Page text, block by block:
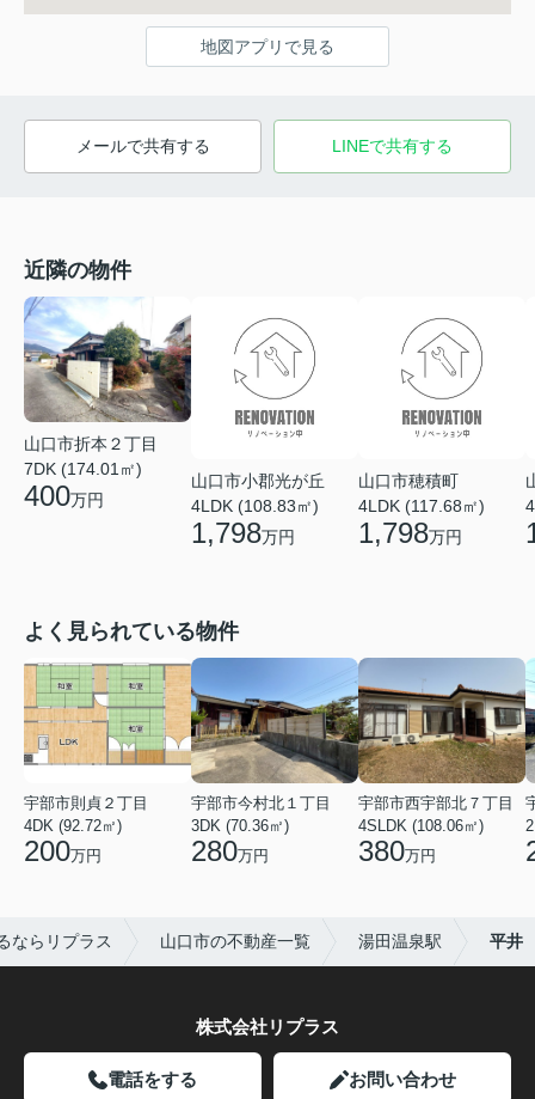
地図アプリで見る
メールで共有する LINEで共有する
近隣の物件
山口市折本２丁目
7DK (174.01㎡)
400万円
山口市小郡光が丘
4LDK (108.83㎡)
1,798万円
山口市穂積町
4LDK (117.68㎡)
1,798万円
よく見られている物件
宇部市則貞２丁目
4DK (92.72㎡)
200万円
宇部市今村北１丁目
3DK (70.36㎡)
280万円
宇部市西宇部北７丁目
4SLDK (108.06㎡)
380万円
ならリプラス 山口市の不動産一覧 湯田温泉駅 平井
株式会社リプラス
電話をする お問い合わせ